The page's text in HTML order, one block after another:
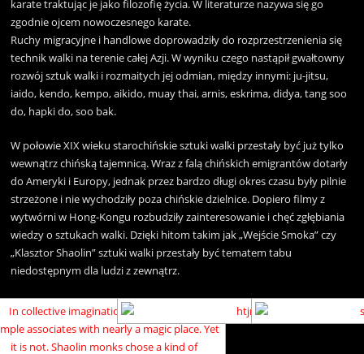
karate traktując je jako filozofię życia. W literaturze nazywa się go
zgodnie ojcem nowoczesnego karate.
Ruchy migracyjne i handlowe doprowadziły do rozprzestrzenienia się
technik walki na terenie całej Azji. W wyniku czego nastąpił gwałtowny
rozwój sztuk walki i rozmaitych jej odmian, między innymi: ju-jitsu,
iaido, kendo, kempo, aikido, muay thai, arnis, eskrima, didya, tang soo
do, hapki do, soo bak.
W połowie XIX wieku starochińskie sztuki walki przestały być już tylko
wewnątrz chińską tajemnicą. Wraz z falą chińskich emigrantów dotarły
do Ameryki i Europy, jednak przez bardzo długi okres czasu były pilnie
strzeżone i nie wychodziły poza chińskie dzielnice. Dopiero filmy z
wytwórni w Hong-Kongu rozbudziły zainteresowanie i chęć zgłębiania
wiedzy o sztukach walki. Dzięki hitom takim jak „Wejście Smoka” czy
„Klasztor Shaolin” sztuki walki przestały być tematem tabu
niedostępnym dla ludzi z zewnątrz.